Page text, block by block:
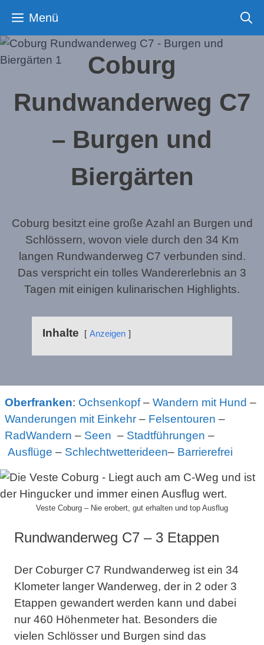
Inhalt
springen
Menü
Coburg
Rundwanderweg C7
– Burgen und
Biergärten
Coburg besitzt eine große Azahl an Burgen und
Schlössern, wovon viele durch den 34 Km
langen Rundwanderweg C7 verbunden sind.
Das verspricht ein tolles Wandererlebnis an 3
Tagen mit einigen kulinarischen Highlights.
Inhalte Anzeigen
Oberfranken: Ochsenkopf– Wandern mit Hund –
Wanderungen mit Einkehr – Felsentouren –
RadWandern – Seen – Stadtführungen –
Ausflüge – Schlechtwetterideen– Barrierefrei
Veste Coburg – Nie erobert, gut erhalten und top Ausflug
Rundwanderweg C7 – 3 Etappen
Der Coburger C7 Rundwanderweg ist ein 34
Klometer langer Wanderweg, der in 2 oder 3
Etappen gewandert werden kann und dabei
nur 460 Höhenmeter hat. Besonders die
vielen Schlösser und Burgen sind das